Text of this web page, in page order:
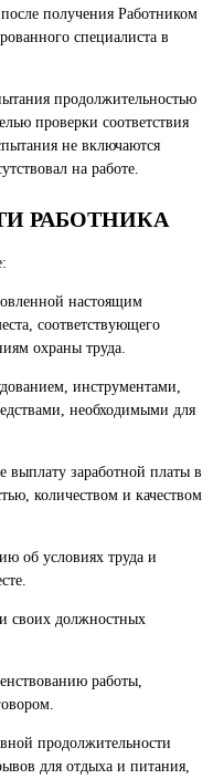
получения Работником
специалиста в
продолжительностью
проверки соответствия
не включаются
на работе.
РАБОТНИКА
настоящим
соответствующего
охраны труда.
инструментами,
необходимыми для
заработной платы в
количеством и качеством
об условиях труда и
своих должностных
работы,
продолжительности
для отдыха и питания,